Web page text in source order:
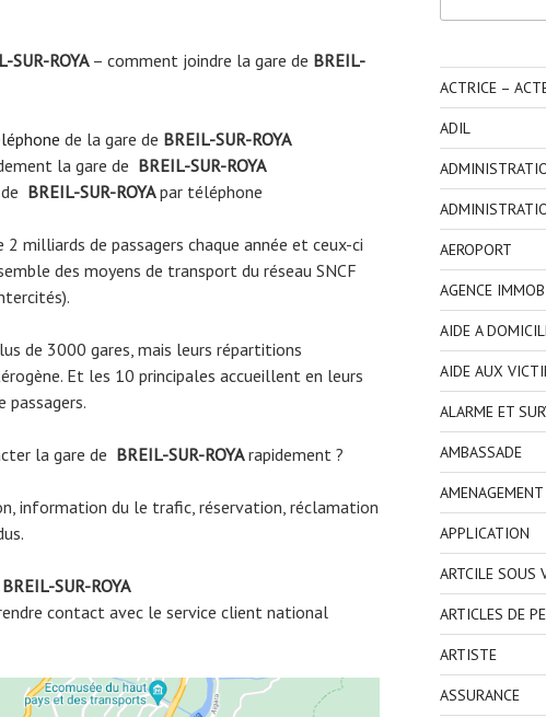
SUR-ROYA– comment joindre la gare de BREIL-
de la gare de BREIL-SUR-ROYA
la gare de BREIL-SUR-ROYA
BREIL-SUR-ROYApar téléphone
2 milliards de passagers chaque année et ceux-ci
des moyens de transport du réseau SNCF
de 3000 gares, mais leurs répartitions
Et les 10 principales accueillent en leurs
passagers.
la gare de BREIL-SUR-ROYArapidement ?
information du le trafic, réservation, réclamation
BREIL-SUR-ROYA
contact avec le service client national
ACTRICE –
ADIL
AEROPORT
AGENCE
AIDE A
AIDE AUX
ALARME ET
AMBASSADE
APPLICATION
ARTCILE SOUS
ARTICLES DE
ARTISTE
ASSURANCE